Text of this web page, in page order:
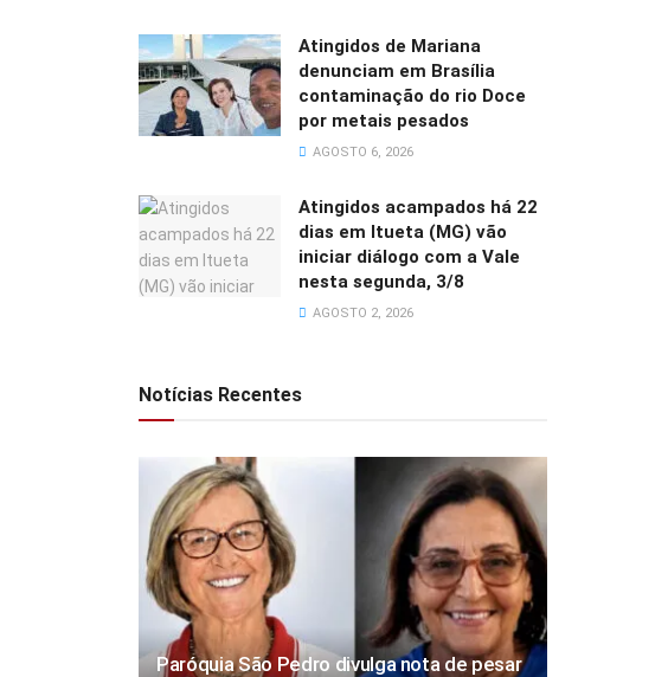
Atingidos de Mariana
denunciam em Brasília
contaminação do rio Doce
por metais pesados
AGOSTO 6, 2026
Atingidos acampados há 22
dias em Itueta (MG) vão
iniciar diálogo com a Vale
nesta segunda, 3/8
AGOSTO 2, 2026
Notícias Recentes
Paróquia São Pedro divulga nota de pesar